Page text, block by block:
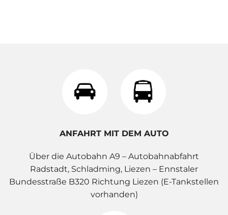
ANFAHRT MIT DEM AUTO
Über die Autobahn A9 – Autobahnabfahrt
Radstadt, Schladming, Liezen – Ennstaler
Bundesstraße B320 Richtung Liezen (E-Tankstellen
vorhanden)